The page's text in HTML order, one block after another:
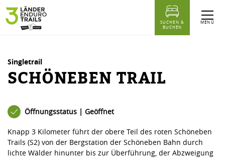
Inhaltstabelle
Schöneben Trail
Ähnliche Touren
MENÜ
SUCHEN &
BUCHEN
Singletrail
SCHÖNEBEN TRAIL
Öffnungsstatus | Geöffnet
Knapp 3 Kilometer führt der obere Teil des roten Schöneben
Trails (S2) von der Bergstation der Schöneben Bahn durch
lichte Wälder hinunter bis zur Überführung, der Abzweigung